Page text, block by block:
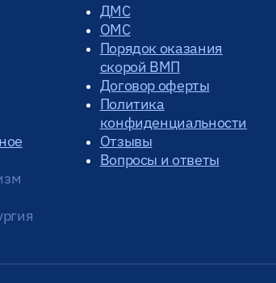
ДМС
ОМС
Порядок оказания
скорой ВМП
Договор оферты
Политика
конфиденциальности
Отзывы
Вопросы и ответы